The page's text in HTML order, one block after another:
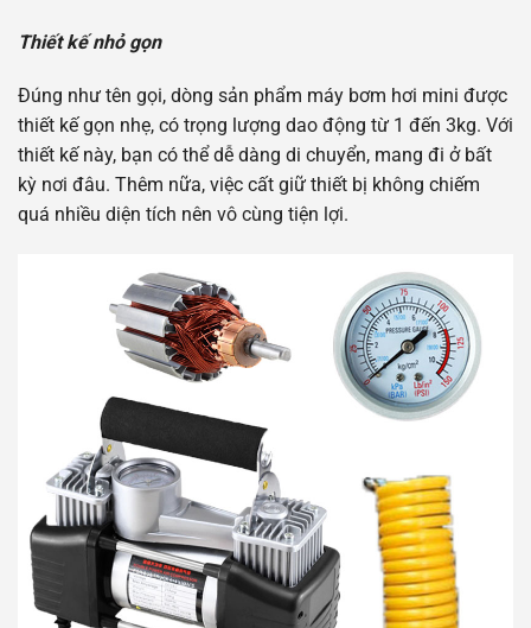
Thiết kế nhỏ gọn
Đúng như tên gọi, dòng sản phẩm máy bơm hơi mini được
thiết kế gọn nhẹ, có trọng lượng dao động từ 1 đến 3kg. Với
thiết kế này, bạn có thể dễ dàng di chuyển, mang đi ở bất
kỳ nơi đâu. Thêm nữa, việc cất giữ thiết bị không chiếm
quá nhiều diện tích nên vô cùng tiện lợi.